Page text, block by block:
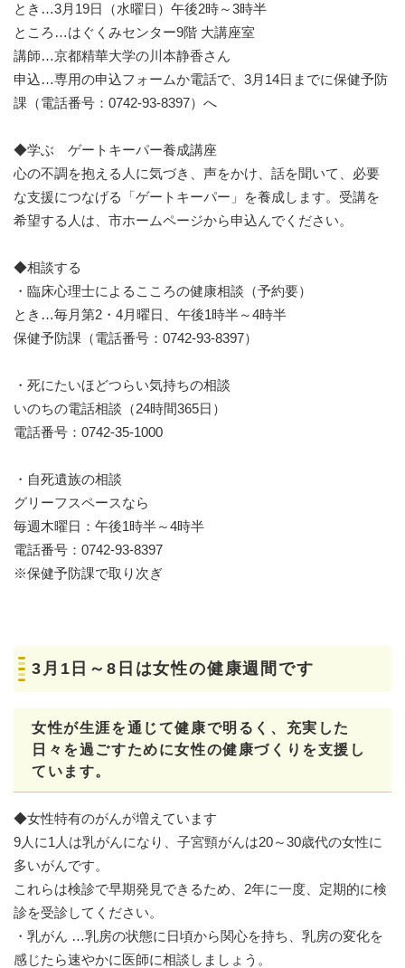
とき…3月19日（水曜日）午後2時～3時半
ところ…はぐくみセンター9階 大講座室
講師…京都精華大学の川本静香さん
申込…専用の申込フォームか電話で、3月14日までに保健予防
課（電話番号：0742-93-8397）へ
◆学ぶ ゲートキーパー養成講座
心の不調を抱える人に気づき、声をかけ、話を聞いて、必要
な支援につなげる「ゲートキーパー」を養成します。受講を
希望する人は、市ホームページから申込んでください。
◆相談する
・臨床心理士によるこころの健康相談（予約要）
とき…毎月第2・4月曜日、午後1時半～4時半
保健予防課（電話番号：0742-93-8397）
・死にたいほどつらい気持ちの相談
いのちの電話相談（24時間365日）
電話番号：0742-35-1000
・自死遺族の相談
グリーフスペースなら
毎週木曜日：午後1時半～4時半
電話番号：0742-93-8397
※保健予防課で取り次ぎ
3月1日～8日は女性の健康週間です
女性が生涯を通じて健康で明るく、充実した
日々を過ごすために女性の健康づくりを支援し
ています。
◆女性特有のがんが増えています
9人に1人は乳がんになり、子宮頸がんは20～30歳代の女性に
多いがんです。
これらは検診で早期発見できるため、2年に一度、定期的に検
診を受診してください。
・乳がん …乳房の状態に日頃から関心を持ち、乳房の変化を
感じたら速やかに医師に相談しましょう。